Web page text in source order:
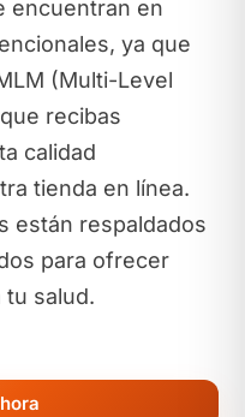
encuentran en
ya que
(Multi-Level
recibas
calidad
tienda en línea.
están respaldados
para ofrecer
salud.